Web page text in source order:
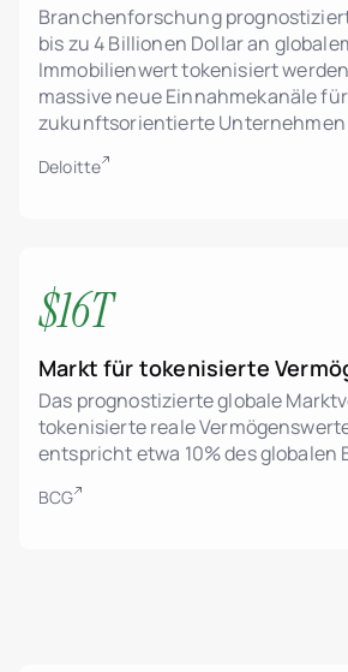
Branchenforschung
bis zu 4 Billionen Dollar an
Immobilienwert tokenisiert
massive neue Einnahmekanäle für
zukunftsorientierte
Deloitte
$16T
Markt für tokenisierte
Das prognostizierte globale
tokenisierte reale
entspricht etwa 10% des globalen
BCG